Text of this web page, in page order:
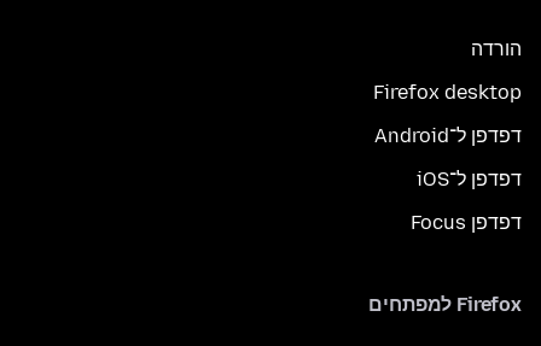
הורדה
Firefox desktop
דפדפן ל־Android
דפדפן ל־iOS
דפדפן Focus
Firefox למפתחים